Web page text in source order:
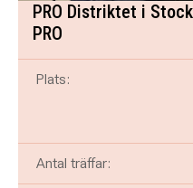
PRO Distriktet i
PRO
Plats:
Antal träffar: